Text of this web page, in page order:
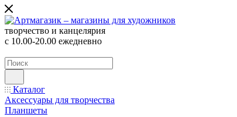
творчество и канцелярия
с 10.00-20.00 ежедневно
Каталог
Аксессуары для творчества
Планшеты